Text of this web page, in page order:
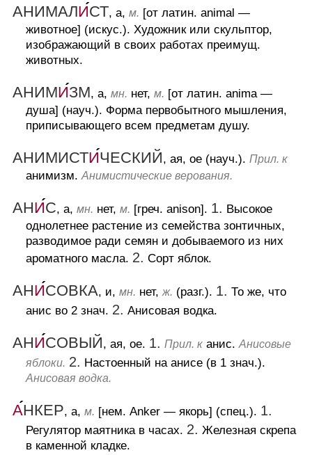
АНИМАЛИСТ, а, м. [от латин. animal —
животное] (искус.). Художник или скульптор,
изображающий в своих работах преимущ.
животных.
АНИМИЗМ, а, мн. нет, м. [от латин. anima —
душа] (науч.). Форма первобытного мышления,
приписывающего всем предметам душу.
АНИМИСТИЧЕСКИЙ, ая, ое (науч.). Прил. к
анимизм. Анимистические верования.
АНИС, а, мн. нет, м. [греч. anison]. 1. Высокое
однолетнее растение из семейства зонтичных,
разводимое ради семян и добываемого из них
ароматного масла. 2. Сорт яблок.
АНИСОВКА, и, мн. нет,ж. (разг.). 1. То же, что
анис во 2 знач. 2. Анисовая водка.
АНИСОВЫЙ, ая, ое. 1. Прил. к анис. Анисовые
яблоки. 2. Настоенный на анисе (в 1 знач.).
Анисовая водка.
АНКЕР, а, м. [нем. Anker — якорь] (спец.). 1.
Регулятор маятника в часах. 2. Железная скрепа
в каменной кладке.